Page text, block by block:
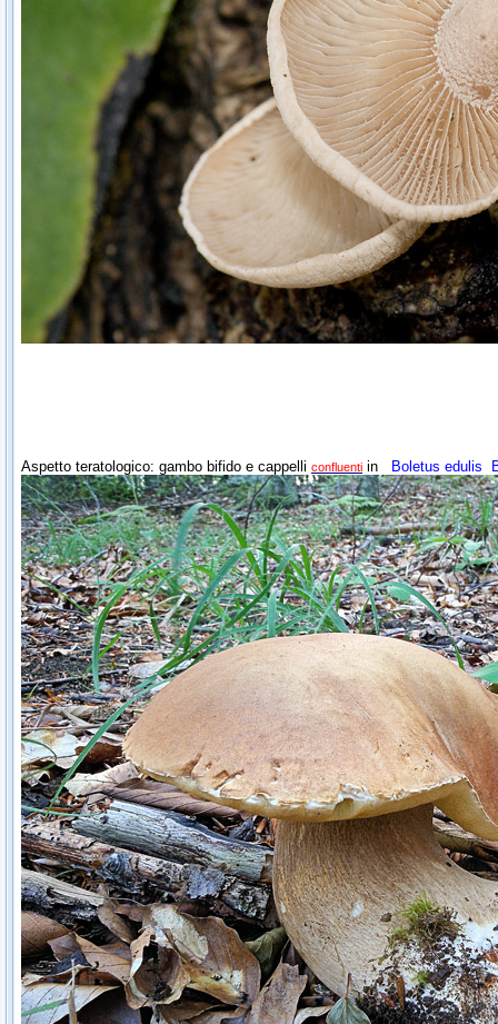
Aspetto teratologico: gambo bifido e cappelli confluenti in Boletus edulis